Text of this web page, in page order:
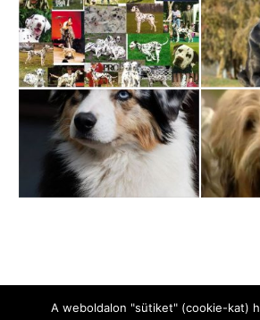
A weboldalon "sütiket" (cookie-kat)